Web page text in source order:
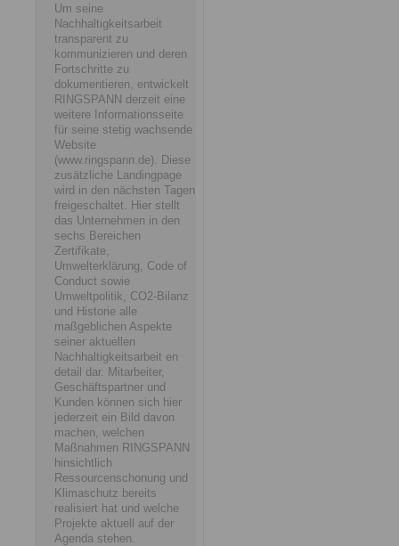
Um seine
Nachhaltigkeitsarbeit
transparent zu
kommunizieren und deren
Fortschritte zu
dokumentieren, entwickelt
RINGSPANN derzeit eine
weitere Informationsseite
für seine stetig wachsende
Website
(www.ringspann.de). Diese
zusätzliche Landingpage
wird in den nächsten Tagen
freigeschaltet. Hier stellt
das Unternehmen in den
sechs Bereichen
Zertifikate,
Umwelterklärung, Code of
Conduct sowie
Umweltpolitik, CO2-Bilanz
und Historie alle
maßgeblichen Aspekte
seiner aktuellen
Nachhaltigkeitsarbeit en
detail dar. Mitarbeiter,
Geschäftspartner und
Kunden können sich hier
jederzeit ein Bild davon
machen, welchen
Maßnahmen RINGSPANN
hinsichtlich
Ressourcenschonung und
Klimaschutz bereits
realisiert hat und welche
Projekte aktuell auf der
Agenda stehen.